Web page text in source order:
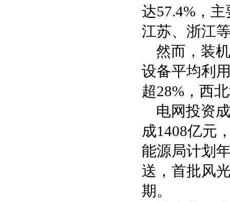
达57.4%，
江苏、浙江
然而，装
设备平均利
超28%，西
电网投资
成1408亿元
能源局计划
送，首批风
期。